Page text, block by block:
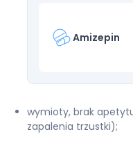
Amizepin
wymioty, brak
zapalenia trzustki);